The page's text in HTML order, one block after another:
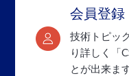
会員登録
技術トピッ
り詳しく
「
とが出来ます